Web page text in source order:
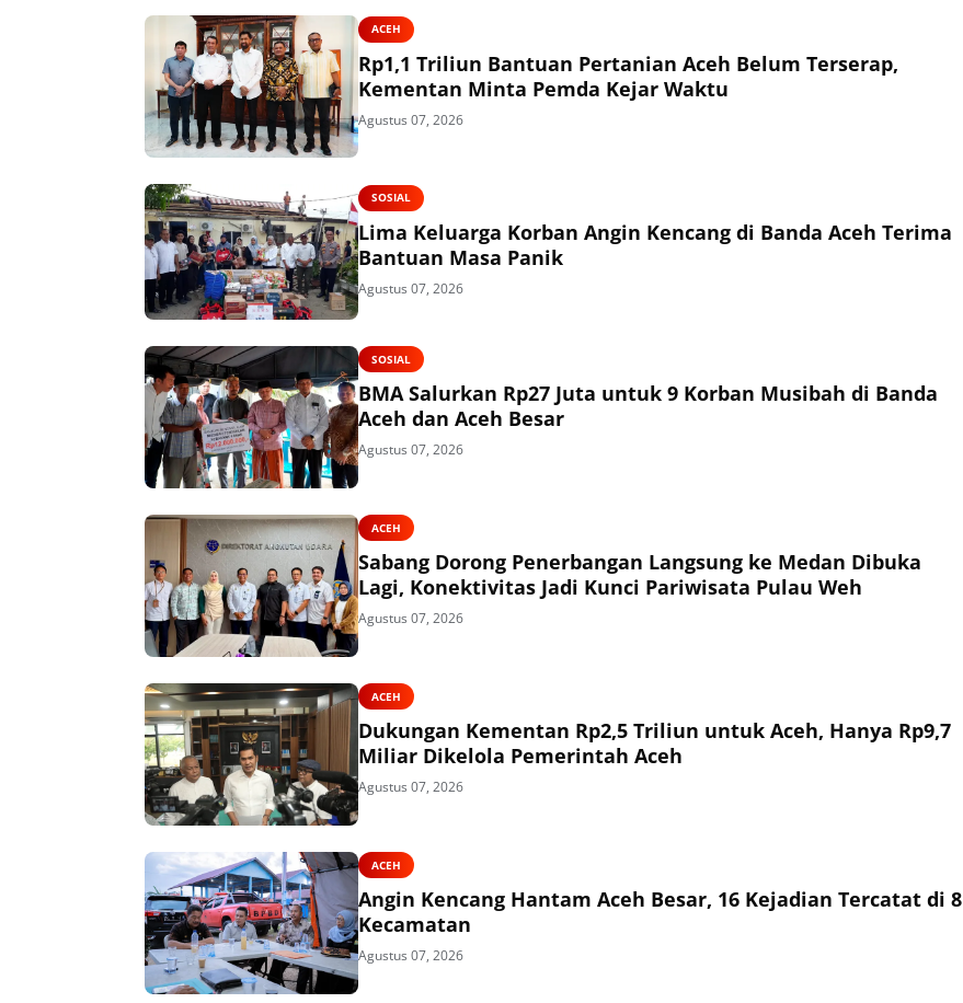
ACEH
Rp1,1 Triliun Bantuan Pertanian Aceh Belum Terserap,
Kementan Minta Pemda Kejar Waktu
Agustus 07, 2026
SOSIAL
Lima Keluarga Korban Angin Kencang di Banda Aceh Terima
Bantuan Masa Panik
Agustus 07, 2026
SOSIAL
BMA Salurkan Rp27 Juta untuk 9 Korban Musibah di Banda
Aceh dan Aceh Besar
Agustus 07, 2026
ACEH
Sabang Dorong Penerbangan Langsung ke Medan Dibuka
Lagi, Konektivitas Jadi Kunci Pariwisata Pulau Weh
Agustus 07, 2026
ACEH
Dukungan Kementan Rp2,5 Triliun untuk Aceh, Hanya Rp9,7
Miliar Dikelola Pemerintah Aceh
Agustus 07, 2026
ACEH
Angin Kencang Hantam Aceh Besar, 16 Kejadian Tercatat di 8
Kecamatan
Agustus 07, 2026